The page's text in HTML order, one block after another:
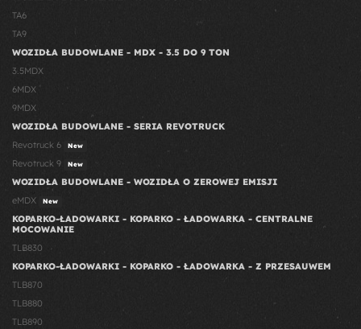
TA6
TA9
WOZIDŁA BUDOWLANE - MDX - 3.5 DO 9 TON
3.5MDX
6MDX
9MDX
WOZIDŁA BUDOWLANE - SERIA REVOTRUCK
Revotruck 6
New
Revotruck 9 New
WOZIDŁA BUDOWLANE - WOZIDŁA O ZEROWEJ EMISJI
eMDX
New
KOPARKO-ŁADOWARKI - KOPARKO - ŁADOWARKA - CENTRALNE
MOCOWANIE
TLB830
KOPARKO-ŁADOWARKI - KOPARKO - ŁADOWARKA - Z PRZESAUWEM
TLB870
TLB880
TLB890